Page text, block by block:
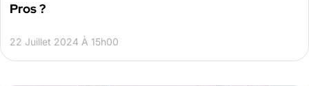
Pros ?
22 Juillet 2024 À 15h00